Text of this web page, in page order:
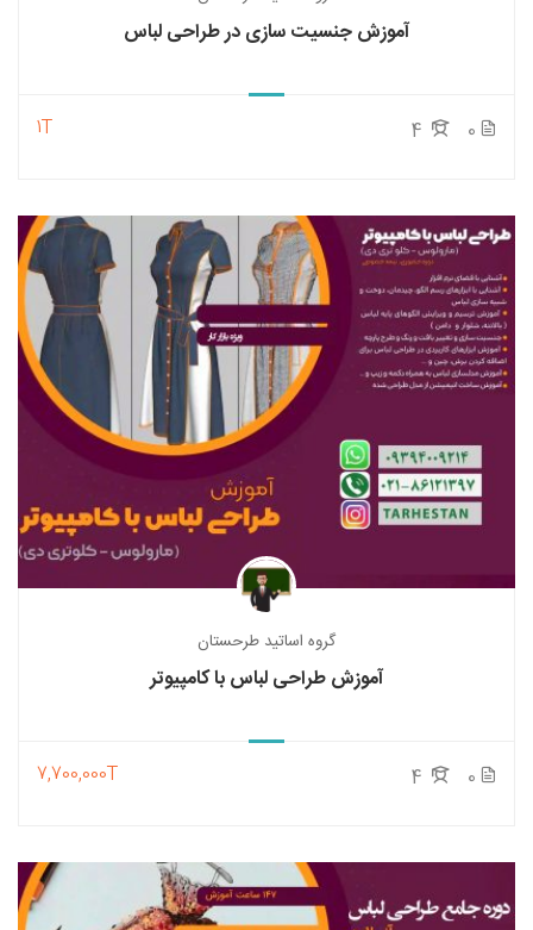
آموزش جنسیت سازی در طراحی لباس
0
1T
گروه اساتید طرحستان
آموزش طراحی لباس با کامپیوتر
0
7,700,000T